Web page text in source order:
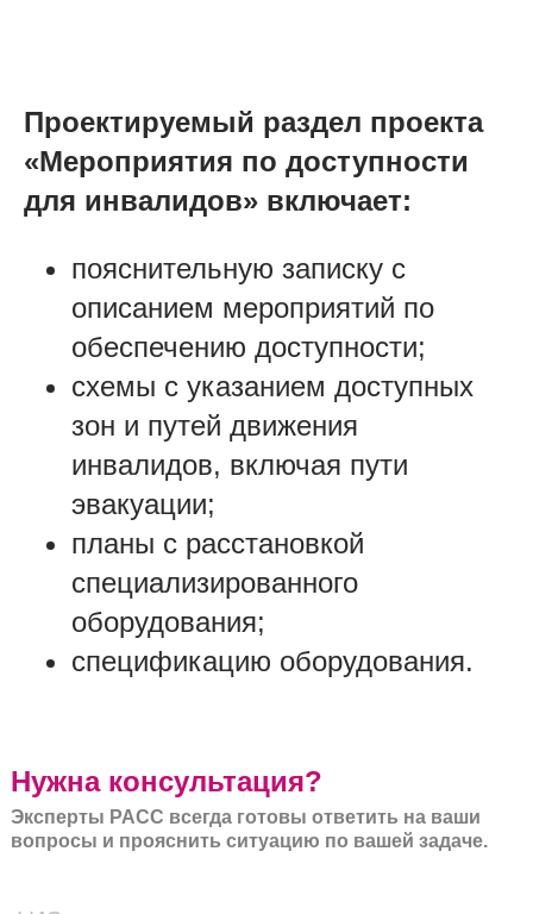
Проектируемый раздел проекта
«Мероприятия по доступности
для инвалидов» включает:
пояснительную записку с
описанием мероприятий по
обеспечению доступности;
схемы с указанием доступных
зон и путей движения
инвалидов, включая пути
эвакуации;
планы с расстановкой
специализированного
оборудования;
спецификацию оборудования.
Нужна консультация?
Эксперты РАСС всегда готовы ответить на ваши
вопросы и прояснить ситуацию по вашей задаче.